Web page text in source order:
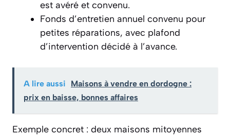
est avéré et convenu.
Fonds d’entretien annuel convenu pour
petites réparations, avec plafond
d’intervention décidé à l’avance.
A lire aussi
Maisons à vendre en dordogne :
prix en baisse, bonnes affaires
Exemple concret : deux maisons mitoyennes